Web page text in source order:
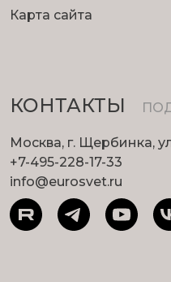
Карта сайта
КОНТАКТЫ
Москва, г. Щербинка,
+7-495-228-17-33
info@eurosvet.ru